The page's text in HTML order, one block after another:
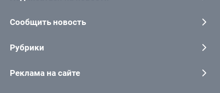
Сообщить новость
Рубрики
Реклама на сайте